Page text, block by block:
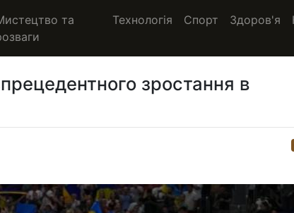
та
Технологія Спорт Здоров'я
зростання в